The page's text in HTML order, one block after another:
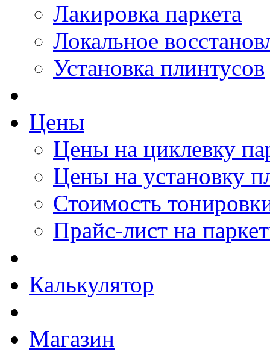
Лакировка паркета
Локальное
Установка плинтусов
Цены
Цены на циклевку
Цены на установку
Стоимость
Прайс-лист на
Калькулятор
Магазин